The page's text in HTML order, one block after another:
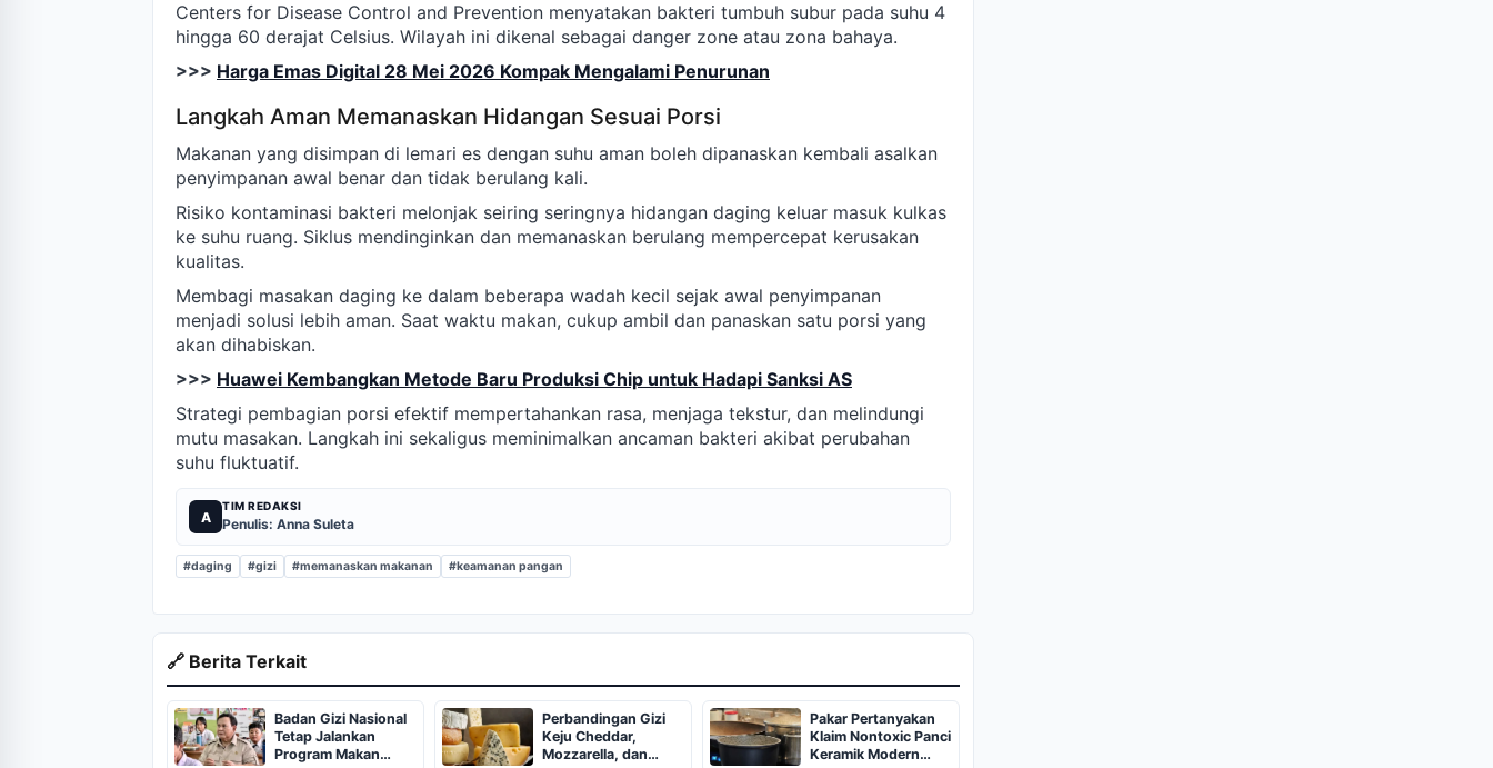
Centers for Disease Control and Prevention menyatakan bakteri tumbuh subur pada suhu 4
hingga 60 derajat Celsius. Wilayah ini dikenal sebagai danger zone atau zona bahaya.
>>> Harga Emas Digital 28 Mei 2026 Kompak Mengalami Penurunan
Langkah Aman Memanaskan Hidangan Sesuai Porsi
Makanan yang disimpan di lemari es dengan suhu aman boleh dipanaskan kembali asalkan
penyimpanan awal benar dan tidak berulang kali.
Risiko kontaminasi bakteri melonjak seiring seringnya hidangan daging keluar masuk kulkas
ke suhu ruang. Siklus mendinginkan dan memanaskan berulang mempercepat kerusakan
kualitas.
Membagi masakan daging ke dalam beberapa wadah kecil sejak awal penyimpanan
menjadi solusi lebih aman. Saat waktu makan, cukup ambil dan panaskan satu porsi yang
akan dihabiskan.
>>> Huawei Kembangkan Metode Baru Produksi Chip untuk Hadapi Sanksi AS
Strategi pembagian porsi efektif mempertahankan rasa, menjaga tekstur, dan melindungi
mutu masakan. Langkah ini sekaligus meminimalkan ancaman bakteri akibat perubahan
suhu fluktuatif.
A
TIM REDAKSI
Penulis: Anna Suleta
#daging #gizi #memanaskan makanan #keamanan pangan
🔗 Berita Terkait
Badan Gizi Nasional
Tetap Jalankan
Program Makan
Perbandingan Gizi
Keju Cheddar,
Mozzarella, dan
Pakar Pertanyakan
Klaim Nontoxic Panci
Keramik Modern